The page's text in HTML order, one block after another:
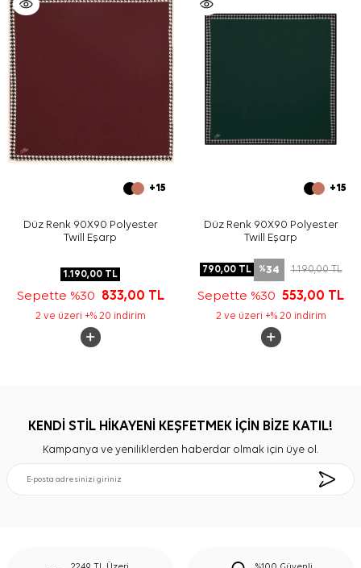
+15
Düz Renk 90X90 Polyester
Twill Eşarp
1.190,00 TL
Sepette %30 833,00 TL
2 ve üzeri +% 20 indirim
+15
Düz Renk 90X90 Polyester
Twill Eşarp
790,00TL %34 1.190,00TL
Sepette %30 553,00 TL
2 ve üzeri +% 20 indirim
KENDİ STİL HİKAYENİ KEŞFETMEK İÇİN BİZE KATIL!
Kampanya ve yeniliklerden haberdar olmak için üye ol.